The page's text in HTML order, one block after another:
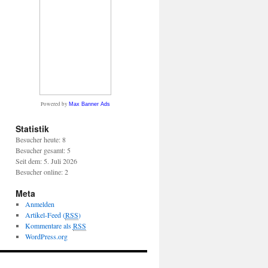
Powered by Max Banner Ads
Statistik
Besucher heute: 8
Besucher gesamt: 5
Seit dem: 5. Juli 2026
Besucher online: 2
Meta
Anmelden
Artikel-Feed (RSS)
Kommentare alsRSS
WordPress.org